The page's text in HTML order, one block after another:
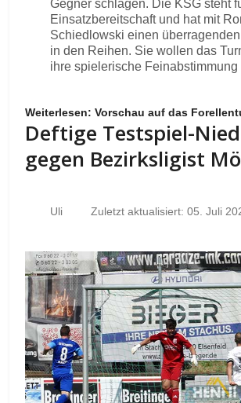
Gegner schlagen. Die KSG steht
Einsatzbereitschaft und hat mit
Schiedlowski einen
in den Reihen. Sie wollen das
ihre spielerische Feinabstimmung
Weiterlesen: Vorschau auf das
Deftige Testspiel-
gegen Bezirksligist
Uli Zuletzt aktualisiert: 05. Juli